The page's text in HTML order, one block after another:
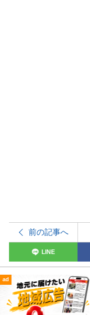
前の記事へ
LINE
ad